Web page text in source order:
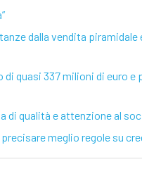
dalla vendita
quasi 337 milioni di euro e
di qualità e attenzione al
precisare meglio regole su